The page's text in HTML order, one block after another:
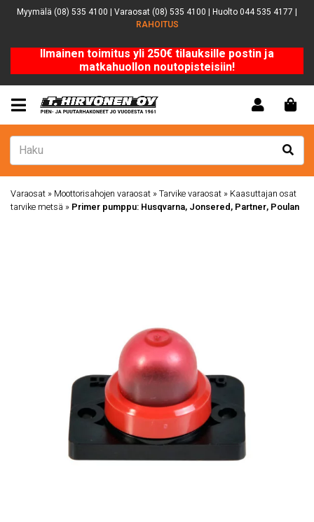
Myymälä (08) 535 4100 | Varaosat (08) 535 4100 | Huolto 044 535 4177 |
RAHOITUS
Ilmainen toimitus yli 250€ tilauksille postin ja
matkahuollon noutopisteisiin!
Varaosat » Moottorisahojen varaosat »Tarvike varaosat » Kaasuttajan osat
tarvike metsä » Primer pumppu: Husqvarna, Jonsered, Partner, Poulan